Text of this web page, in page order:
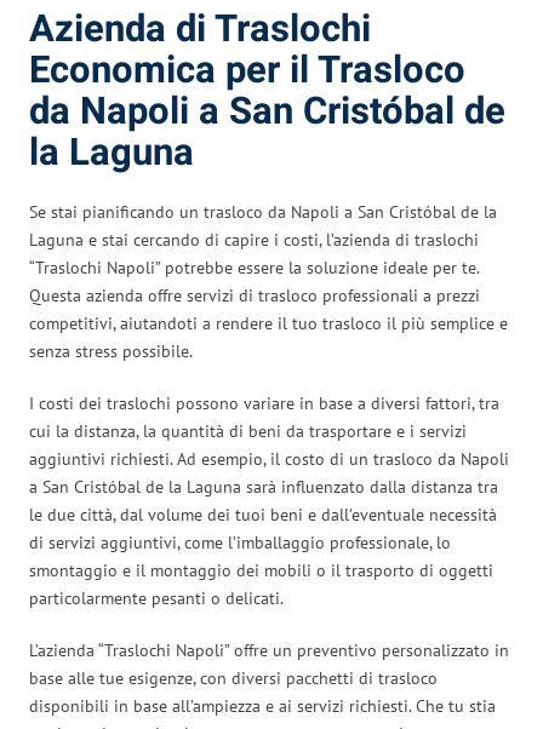
Azienda di Traslochi
Economica per il Trasloco
da Napoli a San Cristóbal de
la Laguna
Se stai pianificando un trasloco da Napoli a San Cristóbal de la
Laguna e stai cercando di capire i costi, l’azienda di traslochi
“Traslochi Napoli” potrebbe essere la soluzione ideale per te.
Questa azienda offre servizi di trasloco professionali a prezzi
competitivi, aiutandoti a rendere il tuo trasloco il più semplice e
senza stress possibile.
I costi dei traslochi possono variare in base a diversi fattori, tra
cui la distanza, la quantità di beni da trasportare e i servizi
aggiuntivi richiesti. Ad esempio, il costo di un trasloco da Napoli
a San Cristóbal de la Laguna sarà influenzato dalla distanza tra
le due città, dal volume dei tuoi beni e dall’eventuale necessità
di servizi aggiuntivi, come l’imballaggio professionale, lo
smontaggio e il montaggio dei mobili o il trasporto di oggetti
particolarmente pesanti o delicati.
L’azienda “Traslochi Napoli” offre un preventivo personalizzato in
base alle tue esigenze, con diversi pacchetti di trasloco
disponibili in base all’ampiezza e ai servizi richiesti. Che tu stia